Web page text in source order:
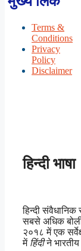
Terms &
Conditions
Privacy
Policy
Disclaimer
हिन्दी भाषा
हिन्दी
सबसे अधिक
२०१८ में एक
में हिंदीने